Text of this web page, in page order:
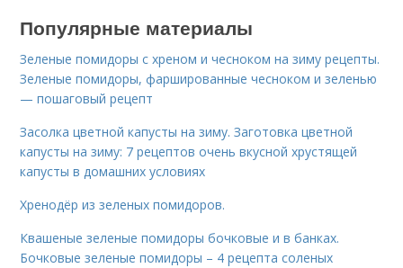
Популярные материалы
Зеленые помидоры с хреном и чесноком на зиму рецепты.
Зеленые помидоры, фаршированные чесноком и зеленью
— пошаговый рецепт
Засолка цветной капусты на зиму. Заготовка цветной
капусты на зиму: 7 рецептов очень вкусной хрустящей
капусты в домашних условиях
Хренодёр из зеленых помидоров.
Квашеные зеленые помидоры бочковые и в банках.
Бочковые зеленые помидоры – 4 рецепта соленых